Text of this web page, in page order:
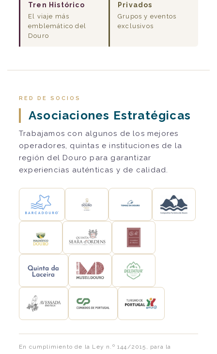
Tren Histórico
El viaje más
emblemático del
Douro
Privados
Grupos y eventos
exclusivos
RED DE SOCIOS
Asociaciones Estratégicas
Trabajamos con algunos de los mejores
operadores, quintas e instituciones de la
región del Douro para garantizar
experiencias auténticas y de calidad.
En cumplimiento de la Ley n.º 144/2015, para la